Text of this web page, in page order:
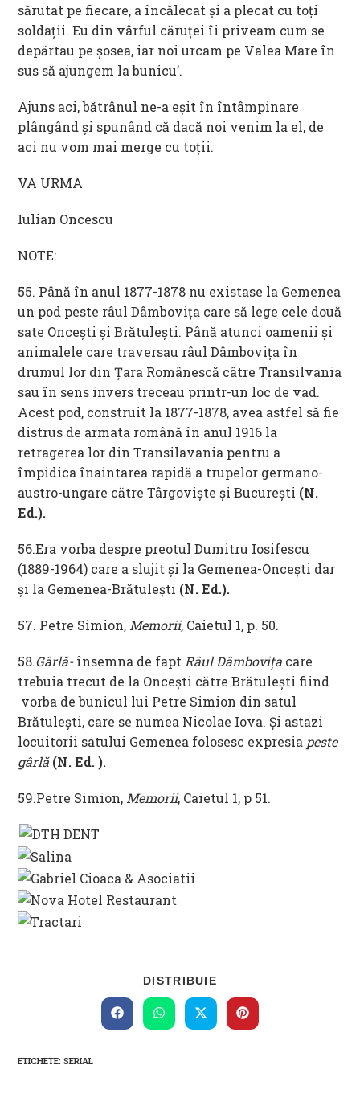
sărutat pe fiecare, a încălecat şi a plecat cu toţi
soldaţii. Eu din vârful căruţei îi priveam cum se
depărtau pe şosea, iar noi urcam pe Valea Mare în
sus să ajungem la bunicu’.
Ajuns aci, bătrânul ne-a eşit în întâmpinare
plângând şi spunând că dacă noi venim la el, de
aci nu vom mai merge cu toţii.
VA URMA
Iulian Oncescu
NOTE:
55. Până în anul 1877-1878 nu existase la Gemenea
un pod peste râul Dâmbovița care să lege cele două
sate Oncești și Brătulești. Până atunci oamenii și
animalele care traversau râul Dâmbovița în
drumul lor din Țara Românescă câtre Transilvania
sau în sens invers treceau printr-un loc de vad.
Acest pod, construit la 1877-1878, avea astfel să fie
distrus de armata română în anul 1916 la
retragerea lor din Transilavania pentru a
împidica înaintarea rapidă a trupelor germano-
austro-ungare către Târgoviște și București (N.
Ed.).
56.Era vorba despre preotul Dumitru Iosifescu
(1889-1964) care a slujit și la Gemenea-Oncești dar
și la Gemenea-Brătulești (N. Ed.).
57. Petre Simion,Memorii, Caietul 1, p. 50.
58.Gârlă-însemna de faptRâul Dâmbovița care
trebuia trecut de la Oncești către Brătulești fiind
vorba de bunicul lui Petre Simion din satul
Brătulești, care se numea Nicolae Iova. Și astazi
locuitorii satului Gemenea folosesc expresia peste
gârlă (N. Ed.).
59.Petre Simion,Memorii, Caietul 1, p 51.
DISTRIBUIE
THIS
CONTENT
Opens
in
Opens
in
Opens
in
Opens
in
ETICHETE:SERIAL